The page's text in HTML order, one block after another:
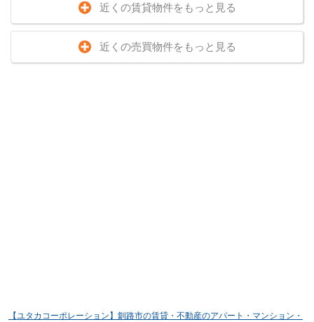
近くの賃貸物件をもっと見る
近くの売買物件をもっと見る
【ユタカコーポレーション】釧路市の賃貸・不動産のアパート・マンション・